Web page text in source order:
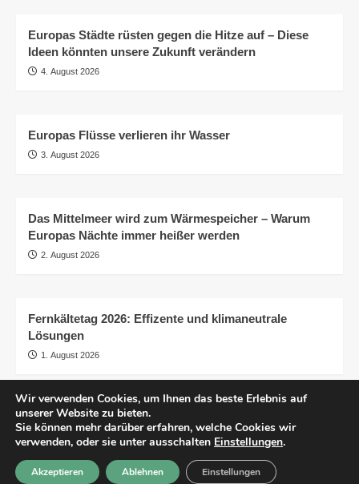
Europas Städte rüsten gegen die Hitze auf – Diese
Ideen könnten unsere Zukunft verändern
4. August 2026
Europas Flüsse verlieren ihr Wasser
3. August 2026
Das Mittelmeer wird zum Wärmespeicher – Warum
Europas Nächte immer heißer werden
2. August 2026
Fernkältetag 2026: Effizente und klimaneutrale
Lösungen
1. August 2026
AGB Impressum
Transparenz
© pro.earth
Wir verwenden Cookies, um Ihnen das beste Erlebnis auf
unserer Website zu bieten.
Sie können mehr darüber erfahren, welche Cookies wir
verwenden, oder sie unter ausschalten Einstellungen.
Akzeptieren Ablehnen Einstellungen